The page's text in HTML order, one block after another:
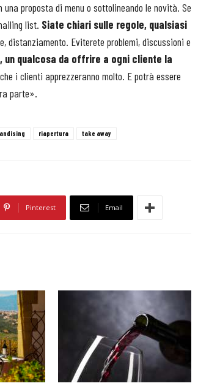
una proposta di menu o sottolineando le novità. Se
list. Siate chiari sulle regole, qualsiasi
distanziamento. Eviterete problemi, discussioni e
un qualcosa da offrire a ogni cliente la
i clienti apprezzeranno molto. E potrà essere
parte».
riapertura take away
Pinterest Email